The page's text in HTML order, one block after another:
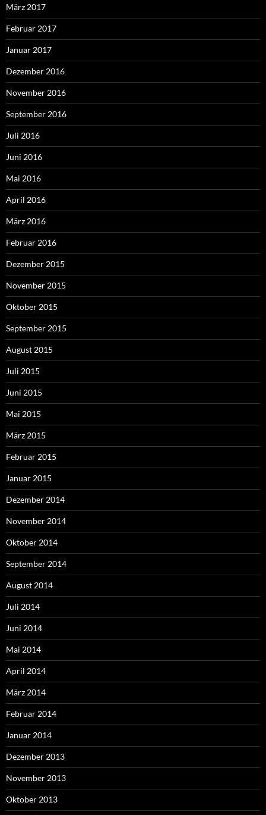
März 2017
Februar 2017
Januar 2017
Dezember 2016
November 2016
September 2016
Juli 2016
Juni 2016
Mai 2016
April 2016
März 2016
Februar 2016
Dezember 2015
November 2015
Oktober 2015
September 2015
August 2015
Juli 2015
Juni 2015
Mai 2015
März 2015
Februar 2015
Januar 2015
Dezember 2014
November 2014
Oktober 2014
September 2014
August 2014
Juli 2014
Juni 2014
Mai 2014
April 2014
März 2014
Februar 2014
Januar 2014
Dezember 2013
November 2013
Oktober 2013